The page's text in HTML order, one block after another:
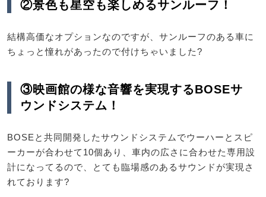
②景色も星空も楽しめるサンルーフ！
結構高価なオプションなのですが、サンルーフのある車に
ちょっと憧れがあったので付けちゃいました?
③映画館の様な音響を実現するBOSEサ
ウンドシステム！
BOSEと共同開発したサウンドシステムでウーハーとスピ
ーカーが合わせて10個あり、車内の広さに合わせた専用設
計になってるので、とても臨場感のあるサウンドが実現さ
れております?